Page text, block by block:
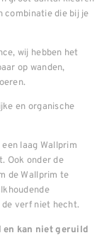
combinatie die bij je
wij hebben het
op wanden,
en organische
laag Wallprim
Ook onder de
de Wallprim te
de verf niet hecht.
en kan niet geruild